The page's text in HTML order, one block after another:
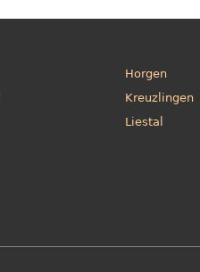
Horgen
Kreuzlingen
Liestal